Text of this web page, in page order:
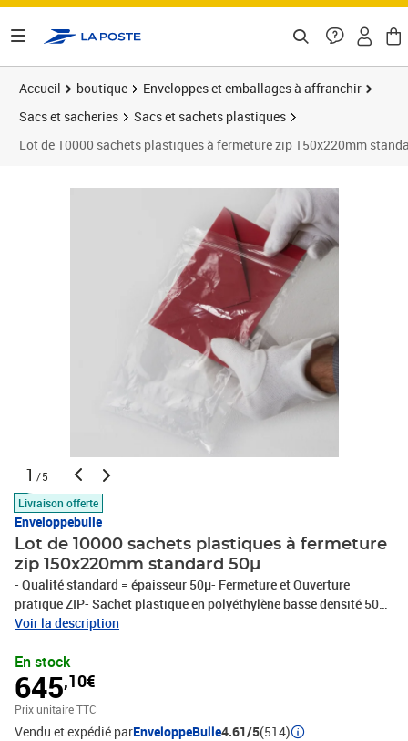
Accueil boutique
Enveloppes et emballages à affranchir
Sacs et sacheries
Sacs et sachets plastiques
Lot de 10000 sachets plastiques à fermeture zip 150x220mm
1 /5
Livraison offerte
Enveloppebulle
Lot de 10000 sachets plastiques à fermeture
zip 150x220mm standard 50µ
- Qualité standard = épaisseur 50µ- Fermeture et Ouverture
pratique ZIP- Sachet plastique en polyéthylène basse densité 50
microns- Totalement transparent- Agréé contact alimentaire18
l'environnement ! - Ce produit est 100% recyclable- polyéthylène
sans CFC (protège la couche d'ozone)- le polyéthylène est
recyclable, ne pollue pas les nappes phréatiques, ne dégage pas de
gaz toxiques lors de sa combustion- Le polyéthylène ne nuit pas à
Voir la description
En stock
645,10€
Prix unitaire TTC
Vendu et expédié parEnveloppeBulle4.61/5(514)